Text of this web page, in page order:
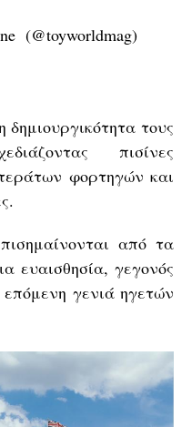
(@toyworldmag)
τους
πισίνες
φορτηγών και
από τα
ευαισθησία, γεγονός
γενιά ηγετών